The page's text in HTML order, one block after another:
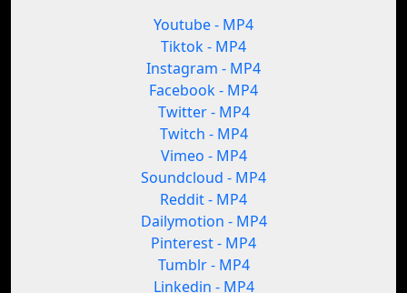
Youtube - MP4
Tiktok - MP4
Instagram - MP4
Facebook - MP4
Twitter - MP4
Twitch - MP4
Vimeo - MP4
Soundcloud - MP4
Reddit - MP4
Dailymotion - MP4
Pinterest - MP4
Tumblr - MP4
Linkedin - MP4